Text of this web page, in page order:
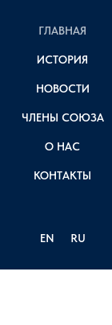
ГЛАВНАЯ
ИСТОРИЯ
НОВОСТИ
ЧЛЕНЫ СОЮЗА
О НАС
КОНТАКТЫ
EN RU